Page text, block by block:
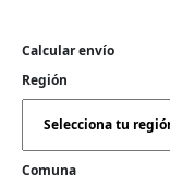
Calcular envío
Región
Comuna